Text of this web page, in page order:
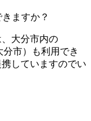
ますか？​​​​​
大分市内の
市）も利用でき
携していますのでい